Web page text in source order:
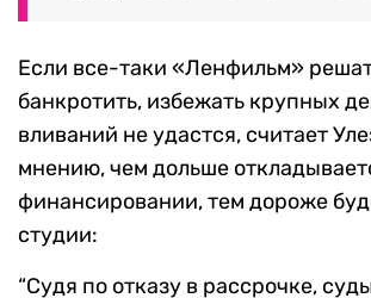
Если все-таки «Ленфильм»
банкротить, избежать крупных
вливаний не удастся, считает
мнению, чем дольше
финансировании, тем дороже
студии:
“Судя по отказу в рассрочке,